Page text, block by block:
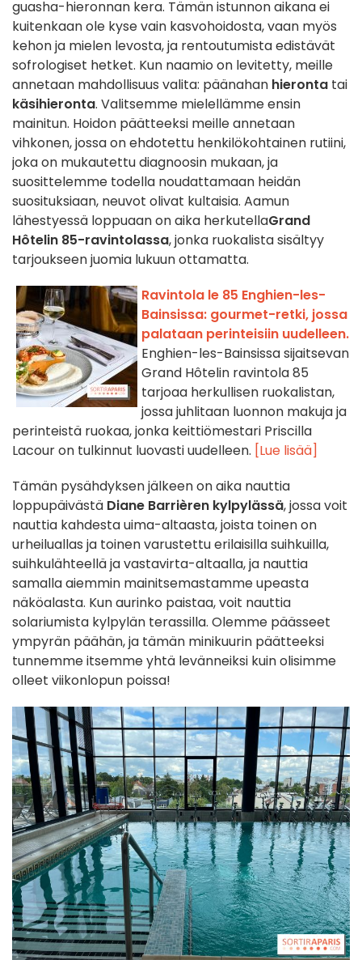
guasha-hieronnan kera. Tämän istunnon aikana ei
kuitenkaan ole kyse vain kasvohoidosta, vaan myös
kehon ja mielen levosta, ja rentoutumista edistävät
sofrologiset hetket. Kun naamio on levitetty, meille
annetaan mahdollisuus valita: päänahan hieronta tai
käsihieronta. Valitsemme mielellämme ensin
mainitun. Hoidon päätteeksi meille annetaan
vihkonen, jossa on ehdotettu henkilökohtainen rutiini,
joka on mukautettu diagnoosin mukaan, ja
suosittelemme todella noudattamaan heidän
suosituksiaan, neuvot olivat kultaisia. Aamun
lähestyessä loppuaan on aika herkutellaGrand
Hôtelin 85-ravintolassa, jonka ruokalista sisältyy
tarjoukseen juomia lukuun ottamatta.
Ravintola le 85 Enghien-les-
Bainsissa: gourmet-retki, jossa
palataan perinteisiin uudelleen.
Enghien-les-Bainsissa sijaitsevan
Grand Hôtelin ravintola 85
tarjoaa herkullisen ruokalistan,
jossa juhlitaan luonnon makuja ja
perinteistä ruokaa, jonka keittiömestari Priscilla
Lacour on tulkinnut luovasti uudelleen. [Lue lisää]
Tämän pysähdyksen jälkeen on aika nauttia
loppupäivästä Diane Barrièren kylpylässä, jossa voit
nauttia kahdesta uima-altaasta, joista toinen on
urheiluallas ja toinen varustettu erilaisilla suihkuilla,
suihkulähteellä ja vastavirta-altaalla, ja nauttia
samalla aiemmin mainitsemastamme upeasta
näköalasta. Kun aurinko paistaa, voit nauttia
solariumista kylpylän terassilla. Olemme päässeet
ympyrän päähän, ja tämän minikuurin päätteeksi
tunnemme itsemme yhtä levänneiksi kuin olisimme
olleet viikonlopun poissa!